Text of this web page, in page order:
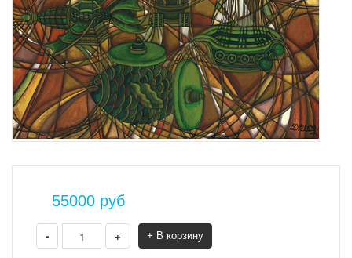
55000 руб
- + + В корзину